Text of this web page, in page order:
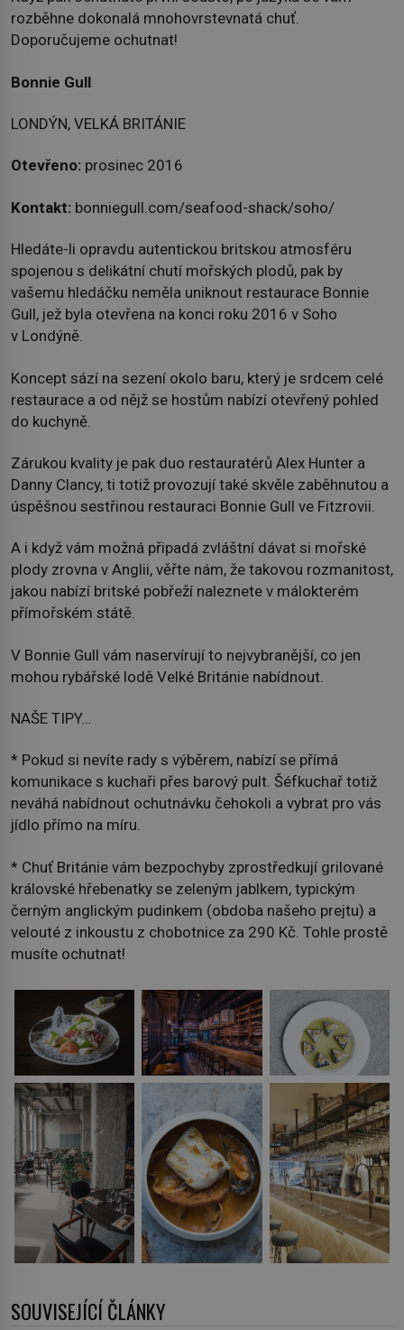
rozběhne dokonalá mnohovrstevnatá chuť.
Doporučujeme ochutnat!
Bonnie Gull
LONDÝN, VELKÁ BRITÁNIE
Otevřeno: prosinec 2016
Kontakt: bonniegull.com/seafood-shack/soho/
Hledáte-li opravdu autentickou britskou atmosféru
spojenou s delikátní chutí mořských plodů, pak by
vašemu hledáčku neměla uniknout restaurace Bonnie
Gull, jež byla otevřena na konci roku 2016 v Soho
v Londýně.
Koncept sází na sezení okolo baru, který je srdcem celé
restaurace a od nějž se hostům nabízí otevřený pohled
do kuchyně.
Zárukou kvality je pak duo restauratérů Alex Hunter a
Danny Clancy, ti totiž provozují také skvěle zaběhnutou a
úspěšnou sestřinou restauraci Bonnie Gull ve Fitzrovii.
A i když vám možná připadá zvláštní dávat si mořské
plody zrovna v Anglii, věřte nám, že takovou rozmanitost,
jakou nabízí britské pobřeží naleznete v málokterém
přímořském státě.
V Bonnie Gull vám naservírují to nejvybranější, co jen
mohou rybářské lodě Velké Británie nabídnout.
NAŠE TIPY…
* Pokud si nevíte rady s výběrem, nabízí se přímá
komunikace s kuchaři přes barový pult. Šéfkuchař totiž
neváhá nabídnout ochutnávku čehokoli a vybrat pro vás
jídlo přímo na míru.
* Chuť Británie vám bezpochyby zprostředkují grilované
královské hřebenatky se zeleným jablkem, typickým
černým anglickým pudinkem (obdoba našeho prejtu) a
velouté z inkoustu z chobotnice za 290 Kč. Tohle prostě
musíte ochutnat!
SOUVISEJÍCÍ ČLÁNKY